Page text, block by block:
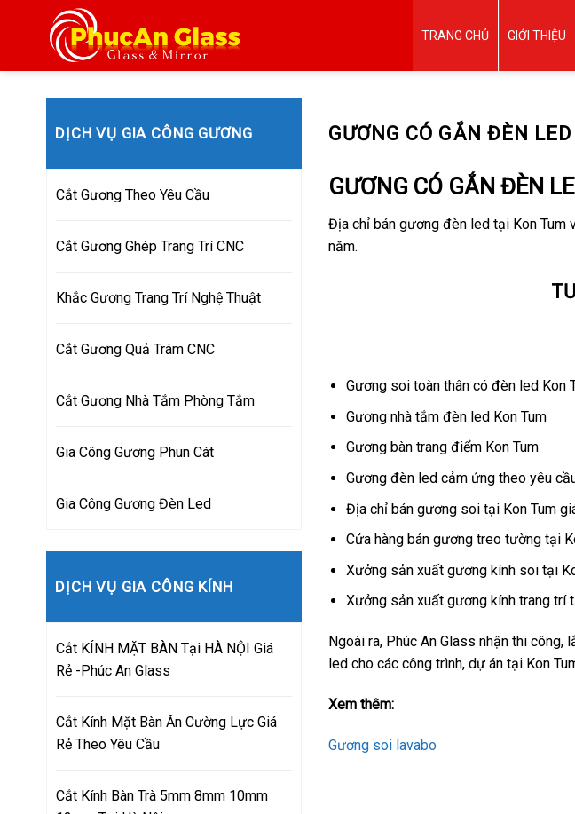
TRANG CHỦ GIỚI THIỆU
GƯƠNG CÓ GẮN ĐÈN
GƯƠNG CÓ GẮN ĐÈN
Địa chỉ bán gương đèn led tại Kon Tum
năm.
Gương soi toàn thân có đèn led Kon
Gương nhà tắm đèn led Kon Tum
Gương bàn trang điểm Kon Tum
Gương đèn led cảm ứng theo yêu
Địa chỉ bán gương soi tại Kon Tum
Cửa hàng bán gương treo tường tại
Xưởng sản xuất gương kính soi tại
Xưởng sản xuất gương kính trang trí
Ngoài ra, Phúc An Glass nhận thi
led cho các công trình, dự án tại Kon
Xem thêm:
Gương soi lavabo
DỊCH VỤ GIA CÔNG GƯƠNG
Cắt Gương Theo Yêu Cầu
Cắt Gương Ghép Trang Trí CNC
Khắc Gương Trang Trí Nghệ Thuật
Cắt Gương Quả Trám CNC
Cắt Gương Nhà Tắm Phòng Tắm
Gia Công Gương Phun Cát
Gia Công Gương Đèn Led
DỊCH VỤ GIA CÔNG KÍNH
Cắt KÍNH MẶT BÀN Tại HÀ NỘI Giá
Rẻ -Phúc An Glass
Cắt Kính Mặt Bàn Ăn Cường Lực Giá
Rẻ Theo Yêu Cầu
Cắt Kính Bàn Trà 5mm 8mm 10mm